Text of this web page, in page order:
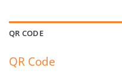
QR CODE
QR Code